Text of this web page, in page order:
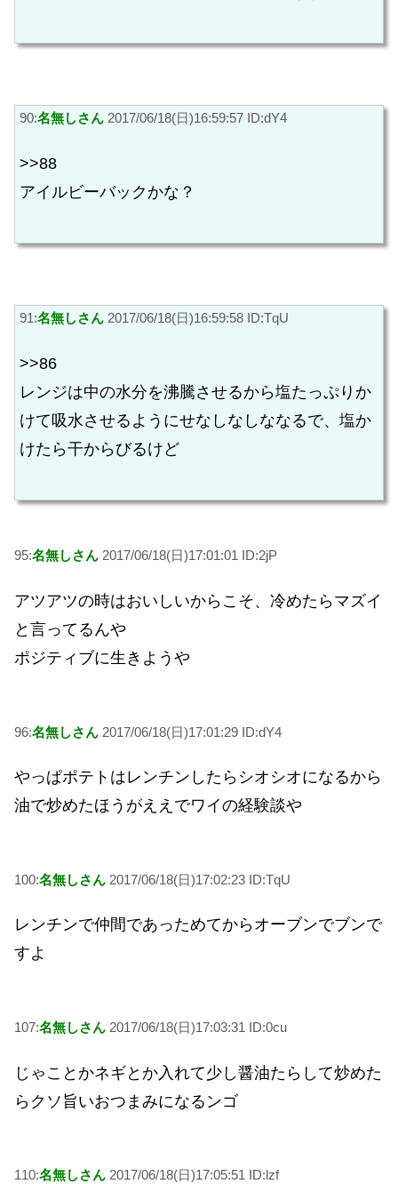
90:名無しさん 2017/06/18(日)16:59:57 ID:dY4
>>88
アイルビーバックかな？
91:名無しさん 2017/06/18(日)16:59:58 ID:TqU
>>86
レンジは中の水分を沸騰させるから塩たっぷりか
けて吸水させるようにせなしなしななるで、塩か
けたら干からびるけど
95:名無しさん 2017/06/18(日)17:01:01 ID:2jP
アツアツの時はおいしいからこそ、冷めたらマズイ
と言ってるんや
ポジティブに生きようや
96:名無しさん 2017/06/18(日)17:01:29 ID:dY4
やっぱポテトはレンチンしたらシオシオになるから
油で炒めたほうがええでワイの経験談や
100:名無しさん 2017/06/18(日)17:02:23 ID:TqU
レンチンで仲間であっためてからオーブンでブンで
すよ
107:名無しさん 2017/06/18(日)17:03:31 ID:0cu
じゃことかネギとか入れて少し醤油たらして炒めた
らクソ旨いおつまみになるンゴ
110:名無しさん 2017/06/18(日)17:05:51 ID:lzf